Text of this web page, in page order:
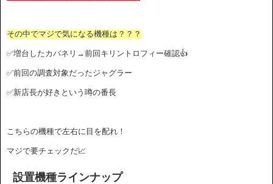
その中でマジで気になる機種は？？？
✅増台したカバネリ→前回キリントロフィー確認👍
✅前回の調査対象だったジャグラー
✅新店長が好きという噂の番長
こちらの機種で左右に目を配れ！
マジで要チェックだ📈
設置機種ラインナップ